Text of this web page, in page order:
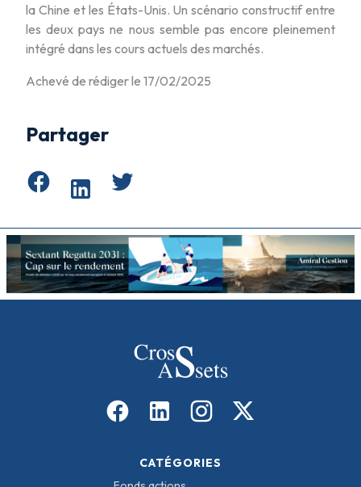
la Chine et les États-Unis. Un scénario constructif entre
les deux pays ne nous semble pas encore pleinement
intégré dans les cours actuels des marchés.
Achevé de rédiger le 17/02/2025
Partager
CATÉGORIES